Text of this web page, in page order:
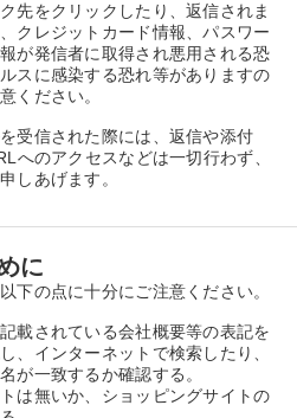
先をクリックしたり、返信されま
クレジットカード情報、パスワー
が発信者に取得され悪用される恐
スに感染する恐れ等がありますの
ください。
受信された際には、返信や添付
へのアクセスなどは一切行わず、
しあげます。
に
下の点に十分にご注意ください。
載されている会社概要等の表記を
、インターネットで検索したり、
が一致するか確認する。
は無いか、ショッピングサイトの